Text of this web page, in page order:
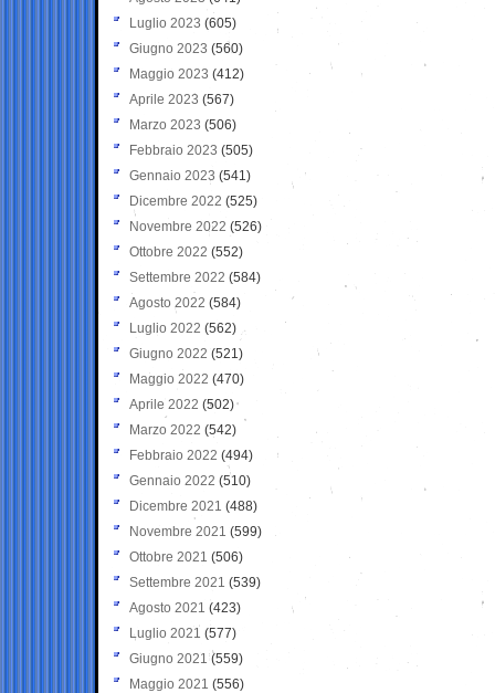
Luglio 2023 (605)
Giugno 2023 (560)
Maggio 2023 (412)
Aprile 2023 (567)
Marzo 2023 (506)
Febbraio 2023 (505)
Gennaio 2023 (541)
Dicembre 2022 (525)
Novembre 2022 (526)
Ottobre 2022 (552)
Settembre 2022 (584)
Agosto 2022 (584)
Luglio 2022 (562)
Giugno 2022 (521)
Maggio 2022 (470)
Aprile 2022 (502)
Marzo 2022 (542)
Febbraio 2022 (494)
Gennaio 2022 (510)
Dicembre 2021 (488)
Novembre 2021 (599)
Ottobre 2021 (506)
Settembre 2021 (539)
Agosto 2021 (423)
Luglio 2021 (577)
Giugno 2021(559)
Maggio 2021 (556)